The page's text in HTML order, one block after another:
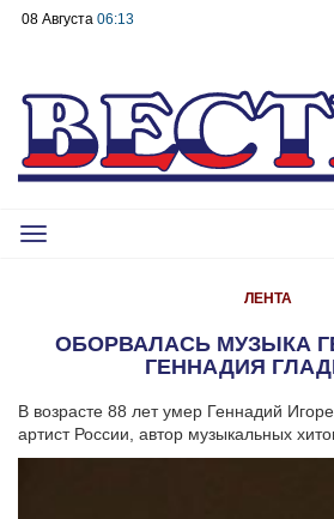
08 Августа 06:13
Toggle
ЛЕНТА
ОБОРВАЛАСЬ МУЗЫКА
ГЕННАДИЯ
В возрасте 88 лет умер Геннадий
артист России, автор музыкальных